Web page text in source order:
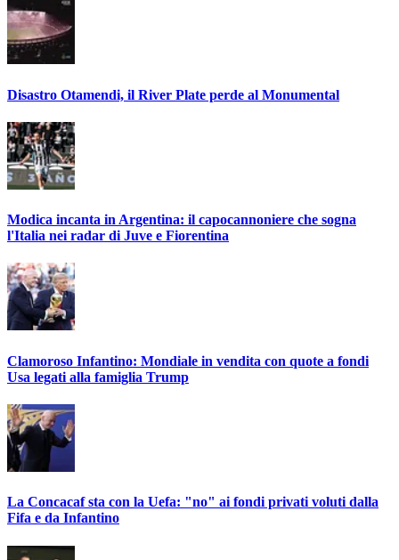
Disastro Otamendi, il River Plate perde al Monumental
Modica incanta in Argentina: il capocannoniere che sogna
l'Italia nei radar di Juve e Fiorentina
Clamoroso Infantino: Mondiale in vendita con quote a fondi
Usa legati alla famiglia Trump
La Concacaf sta con la Uefa: "no" ai fondi privati voluti dalla
Fifa e da Infantino